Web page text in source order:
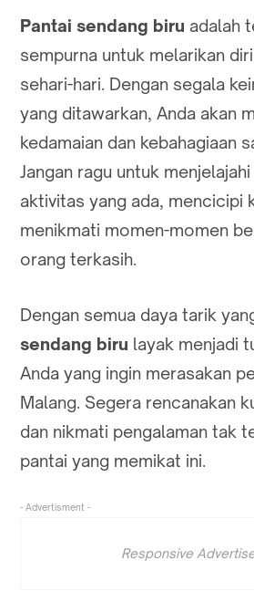
Pantai sendang biru adalah
sempurna untuk melarikan
sehari-hari. Dengan segala
yang ditawarkan, Anda akan
kedamaian dan kebahagiaan
Jangan ragu untuk
aktivitas yang ada, mencicipi
menikmati momen-momen
orang terkasih.
Dengan semua daya tarik
sendang biru layak menjadi
Anda yang ingin merasakan
Malang. Segera rencanakan
dan nikmati pengalaman tak
pantai yang memikat ini.
- Advertisment -
Responsive